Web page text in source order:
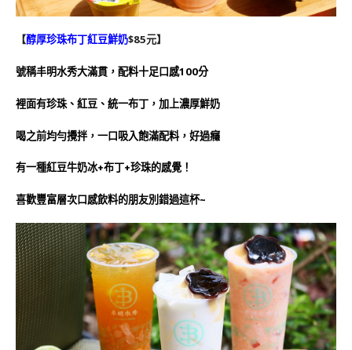
【醇厚珍珠布丁紅豆鮮奶$85元】
號稱丰明水秀大滿貫，配料十足口感100分
裡面有珍珠、紅豆、統一布丁，加上濃厚鮮奶
喝之前均勻攪拌，一口吸入飽滿配料，好過癮
有一種紅豆牛奶冰+布丁+珍珠的感覺！
喜歡豐富層次口感飲料的朋友別錯過這杯~